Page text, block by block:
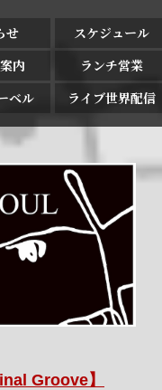
せ スケジュール
内 ランチ営業
ベル ライブ世界配信
Groove】